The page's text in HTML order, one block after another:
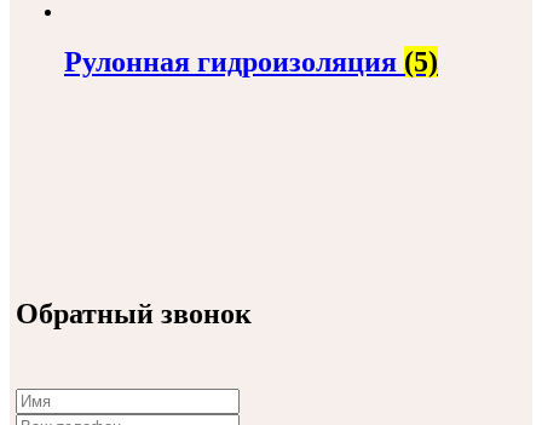
Рулонная гидроизоляция (5)
Обратный звонок